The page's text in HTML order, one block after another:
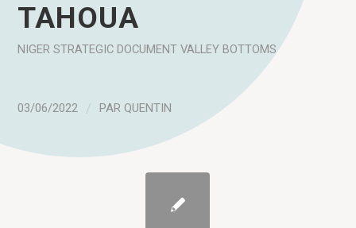
TAHOUA
NIGER STRATEGIC DOCUMENT VALLEY BOTTOMS
03/06/2022 / PAR QUENTIN